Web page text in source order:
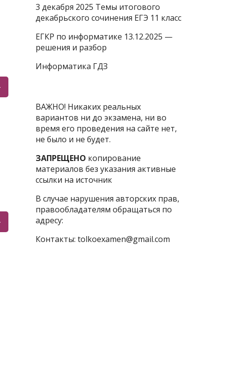
3 декабря 2025 Темы итогового
декабрьского сочинения ЕГЭ 11 класс
ЕГКР по информатике 13.12.2025 —
решения и разбор
Информатика ГДЗ
ВАЖНО! Никаких реальных
вариантов ни до экзамена, ни во
время его проведения на сайте нет,
не было и не будет.
ЗАПРЕЩЕНО копирование
материалов без указания активные
ссылки на источник
В случае нарушения авторских прав,
правообладателям обращаться по
адресу:
Контакты: tolkoexamen@gmail.com